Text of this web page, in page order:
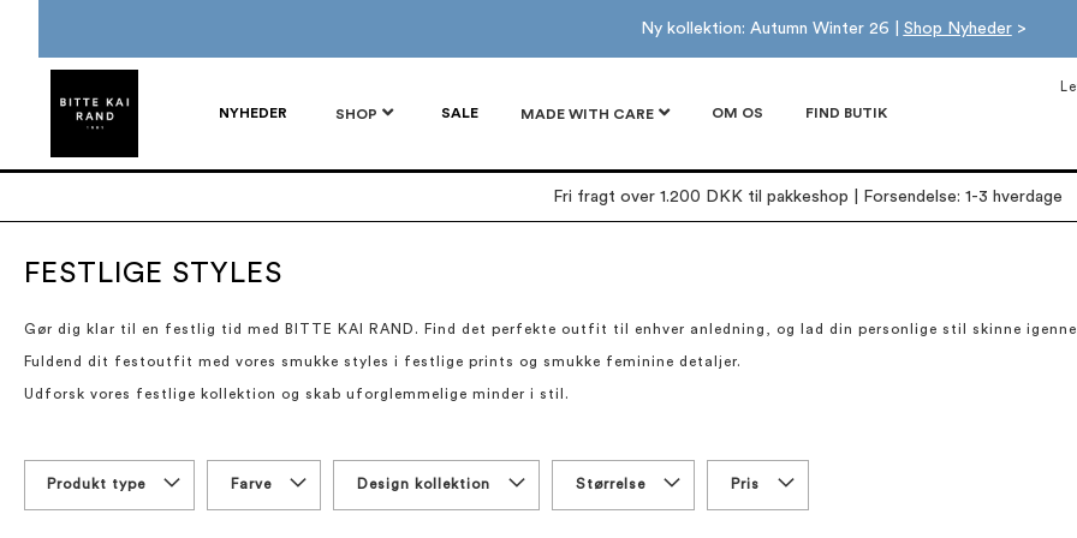
Ny kollektion: Autumn Winter 26 | Shop Nyheder>
NYHEDER SHOP SALE MADE WITH CARE OM OS FIND BUTIK
Fri fragt over 1.200 DKK til pakkeshop | Forsendelse: 1-3 hverdage
FESTLIGE STYLES
Gør dig klar til en festlig tid med BITTE KAI RAND. Find det perfekte outfit til enhver anledning, og lad din personlige stil skinne
Fuldend dit festoutfit med vores smukke styles i festlige prints og smukke feminine detaljer.
Udforsk vores festlige kollektion og skab uforglemmelige minder i stil.
Produkt type Farve Design kollektion Størrelse Pris